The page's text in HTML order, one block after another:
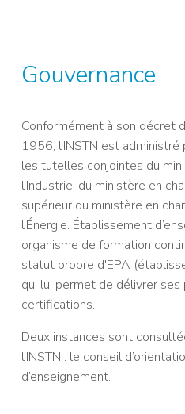
Gouvernance
Conformément à son décret
1956, l'INSTN est administré
les tutelles conjointes du
l'Industrie, du ministère en
supérieur du ministère en
l'Énergie. Établissement
organisme de formation
statut propre d'EPA
qui lui permet de délivrer
certifications.
Deux instances sont
l’INSTN : le conseil
d’enseignement.